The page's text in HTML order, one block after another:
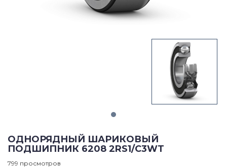
ОДНОРЯДНЫЙ ШАРИКОВЫЙ
ПОДШИПНИК 6208 2RS1/C3WT
799 просмотров